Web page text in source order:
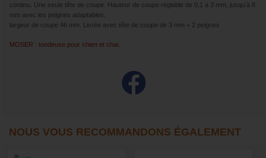
continu. Une seule tête de coupe. Hauteur de coupe réglable de 0,1 à 3 mm, jusqu’à 8
mm avec les peignes adaptables,
largeur de coupe 46 mm. Livrée avec tête de coupe de 3 mm + 2 peignes
MOSER : tondeuse pour chien et chat.
NOUS VOUS RECOMMANDONS ÉGALEMENT